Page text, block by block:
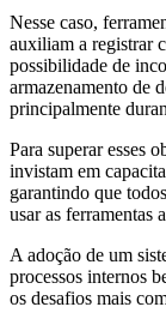
Nesse caso,
auxiliam a registrar
possibilidade de
armazenamento de
principalmente
Para superar esses
invistam em
garantindo que
usar as ferramentas
A adoção de um
processos internos
os desafios mais